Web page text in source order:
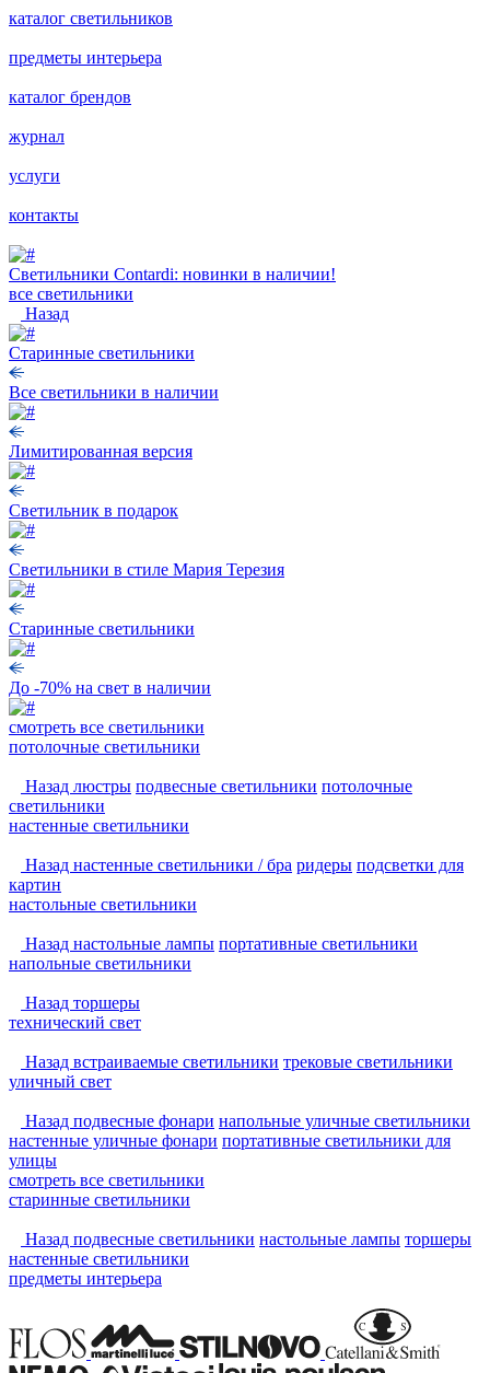
каталог светильников
предметы интерьера
каталог брендов
журнал
услуги
контакты
Светильники Contardi: новинки в наличии!
все светильники
Назад
Старинные светильники
Все светильники в наличии
Лимитированная версия
Светильник в подарок
Светильники в стиле Мария Терезия
Старинные светильники
До -70% на свет в наличии
смотреть все светильники
потолочные светильники
Назад люстры подвесные светильники потолочные
светильники
настенные светильники
Назад настенные светильники / бра ридеры подсветки для
картин
настольные светильники
Назад настольные лампы портативные светильники
напольные светильники
Назад торшеры
технический свет
Назад встраиваемые светильники трековые светильники
уличный свет
Назад подвесные фонари напольные уличные светильники
настенные уличные фонари портативные светильники для
улицы
смотреть все светильники
старинные светильники
Назад подвесные светильники настольные лампы торшеры
настенные светильники
предметы интерьера